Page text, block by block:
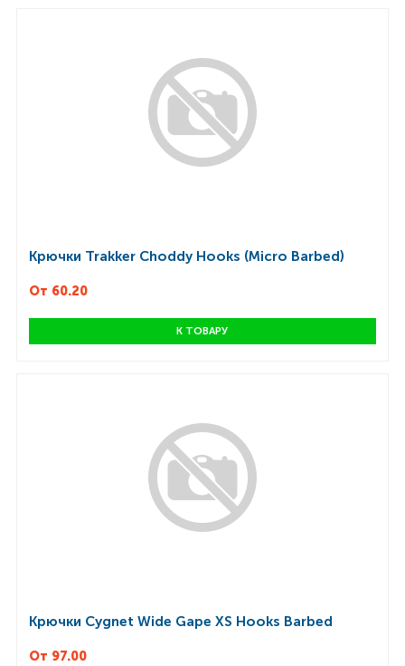
Крючки Trakker Choddy Hooks (Micro Barbed)
От 60.20
К ТОВАРУ
Крючки Cygnet Wide Gape XS Hooks Barbed
От 97.00